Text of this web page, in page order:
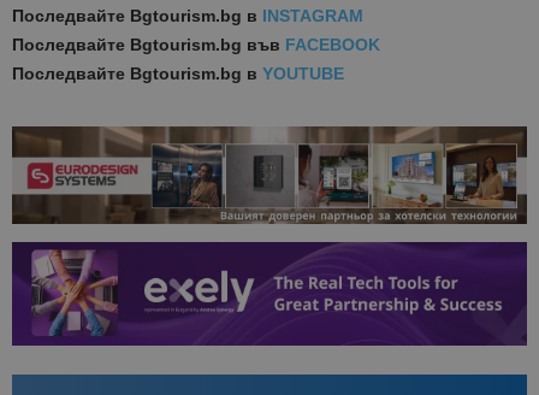
Последвайте Bgtourism.bg в INSTAGRAM
Последвайте Bgtourism.bg във FACEBOOK
Последвайте Bgtourism.bg в YOUTUBE